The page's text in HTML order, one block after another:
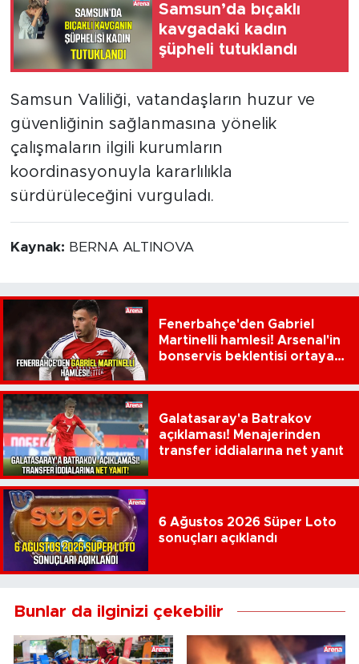
Samsun’da bıçaklı
kavgadaki kadın
şüpheli tutuklandı
Samsun Valiliği, vatandaşların huzur ve
güvenliğinin sağlanmasına yönelik
çalışmaların ilgili kurumların
koordinasyonuyla kararlılıkla
sürdürüleceğini vurguladı.
Kaynak: BERNA ALTINOVA
Fenerbahçe'den Gabriel
Martinelli hamlesi! Arsenal'in
bonservis beklentisi ortaya
Galatasaray'a Batrakov
açıklaması! Menajerinden
transfer iddialarına net yanıt
6 Ağustos 2026 Süper Loto
sonuçları açıklandı
Bunlar da ilginizi çekebilir